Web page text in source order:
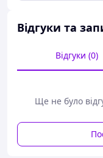
У каталог ця марка
відмінному стані,
Перед відправкою
пересиланні.
Дивіться тут всі
- Пром-оплата,
Відгуки та
Відгуки (0)
Ще не було